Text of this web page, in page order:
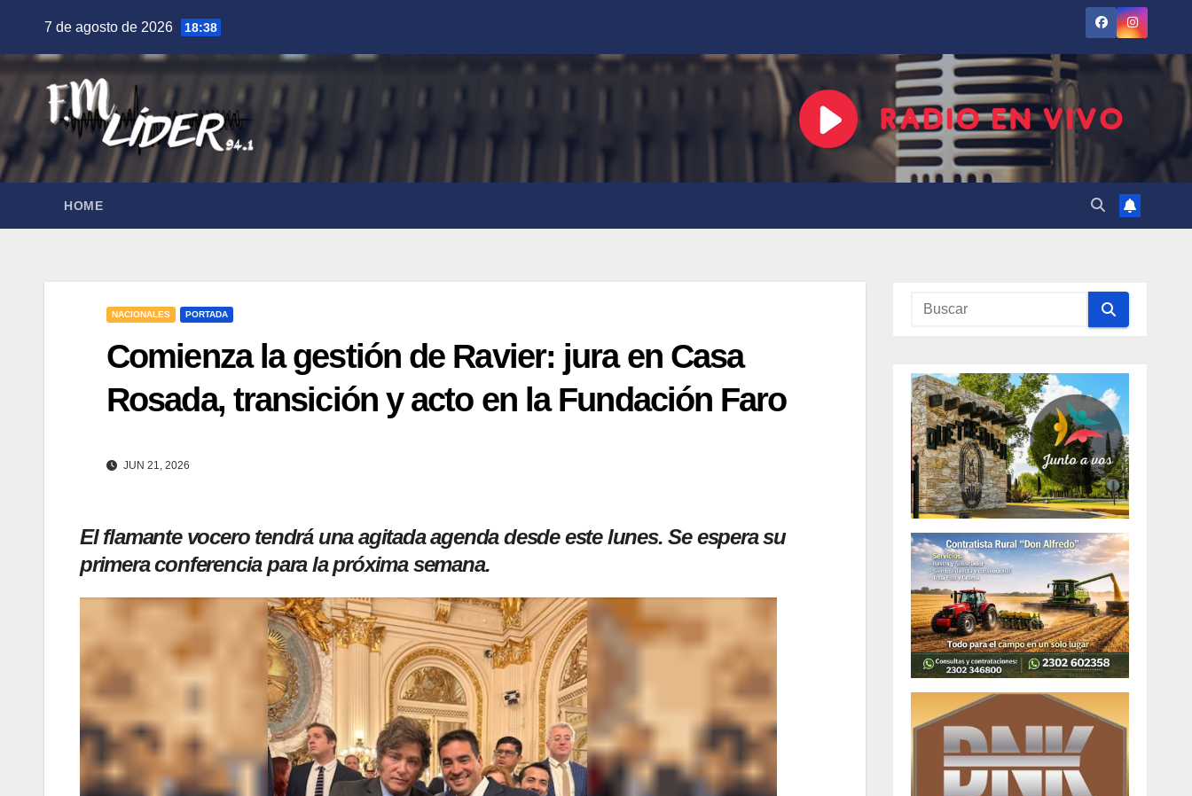
contenido
7 de agosto de 2026 18:38
HOME
NACIONALES PORTADA
Comienza la gestión de Ravier: jura en Casa
Rosada, transición y acto en la Fundación Faro
JUN 21, 2026
El flamante vocero tendrá una agitada agenda desde este lunes. Se espera su
primera conferencia para la próxima semana.